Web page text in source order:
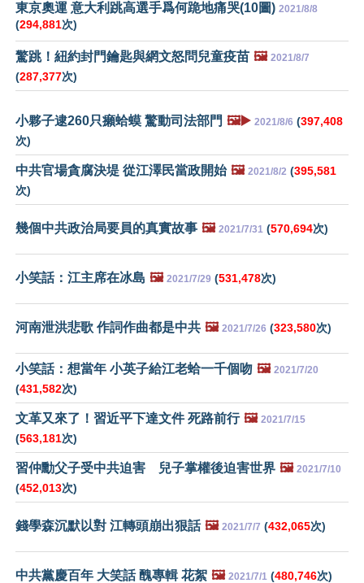
東京奧運 意大利跳高選手爲何跪地痛哭(10圖) 2021/8/8
(294,881次)
驚跳！紐約封門鑰匙與網文怒問兒童疫苗 🖼️ 2021/8/7
(287,377次)
小夥子逮260只癩蛤蟆 驚動司法部門 🖼️▶️ 2021/8/6 (397,408
次)
中共官場貪腐決堤 從江澤民當政開始 🖼️ 2021/8/2 (395,581
次)
幾個中共政治局要員的真實故事 🖼️ 2021/7/31 (570,694次)
小笑話：江主席在冰島 🖼️ 2021/7/29 (531,478次)
河南泄洪悲歌 作詞作曲都是中共 🖼️ 2021/7/26 (323,580次)
小笑話：想當年 小英子給江老蛤一千個吻 🖼️ 2021/7/20
(431,582次)
文革又來了！習近平下達文件 死路前行 🖼️ 2021/7/15
(563,181次)
習仲勳父子受中共迫害 兒子掌權後迫害世界 🖼️ 2021/7/10
(452,013次)
錢學森沉默以對 江轉頭崩出狠話 🖼️ 2021/7/7 (432,065次)
中共黨慶百年 大笑話 醜專輯 花絮 🖼️ 2021/7/1 (480,746次)